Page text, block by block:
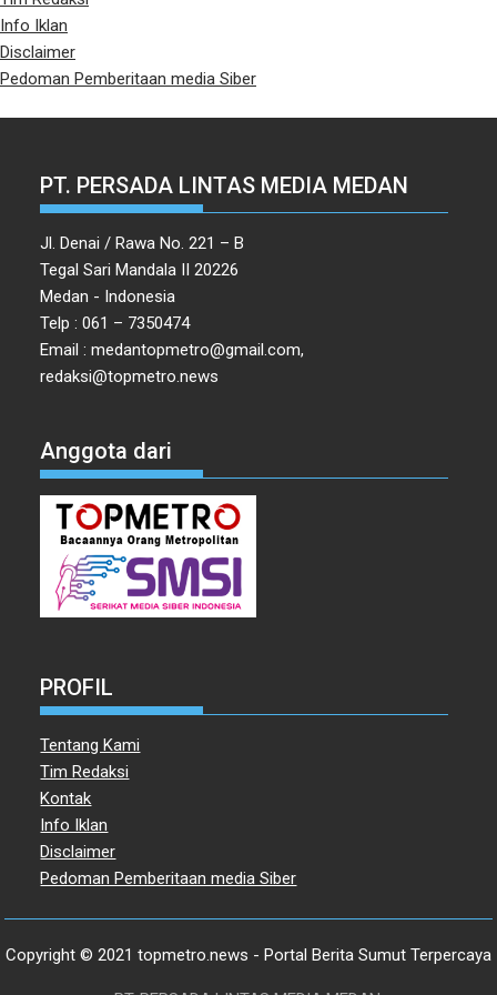
Info Iklan
Disclaimer
Pedoman Pemberitaan media Siber
PT. PERSADA LINTAS MEDIA MEDAN
Jl. Denai / Rawa No. 221 – B
Tegal Sari Mandala II 20226
Medan - Indonesia
Telp : 061 – 7350474
Email : medantopmetro@gmail.com,
redaksi@topmetro.news
Anggota dari
PROFIL
Tentang Kami
Tim Redaksi
Kontak
Info Iklan
Disclaimer
Pedoman Pemberitaan media Siber
Copyright © 2021 topmetro.news - Portal Berita Sumut Terpercaya